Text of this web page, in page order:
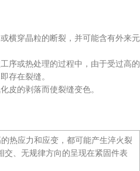
横穿晶粒的断裂，并可能含有外来元
序或热处理的过程中，由于受过高的
存在裂缝。
皮的剥落而使裂缝变色。
热应力和应变，都可能产生淬火裂
交、无规律方向的呈现在紧固件表